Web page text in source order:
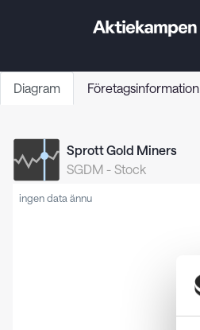
Diagram Företagsinformation
Sprott Gold Miners
SGDM - Stock
ingen data ännu